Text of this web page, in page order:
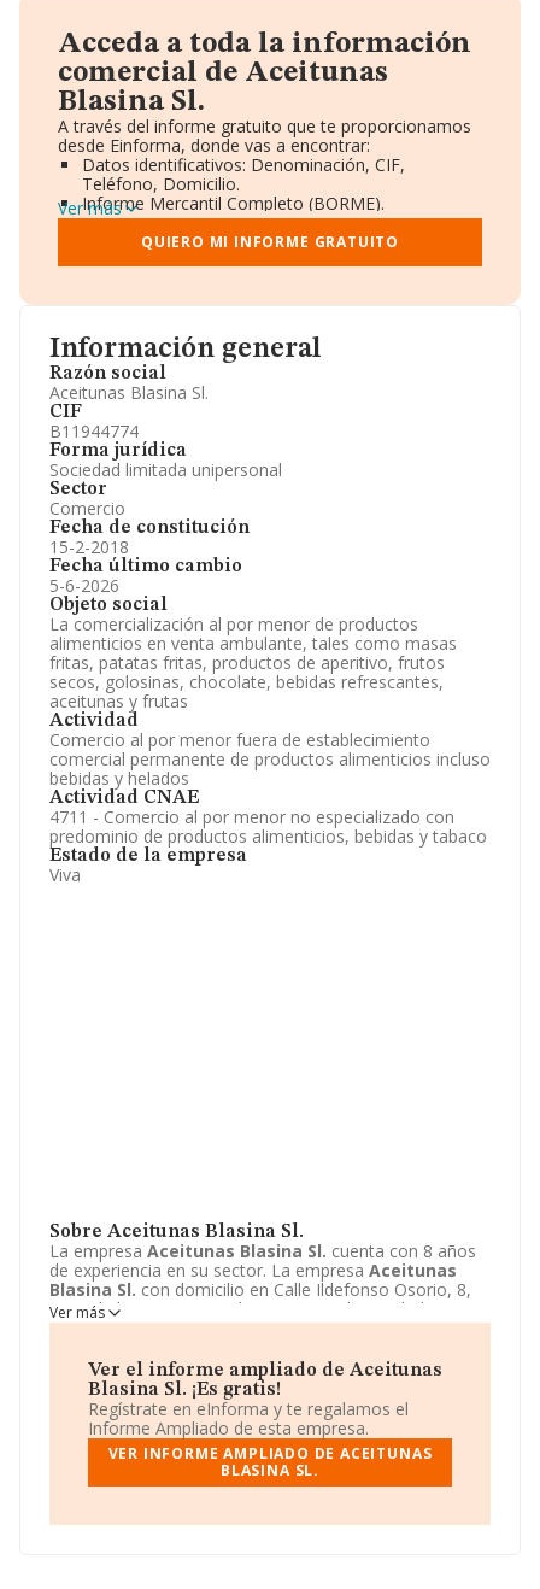
Información general
Razón social
Aceitunas Blasina Sl.
CIF
B11944774
Forma jurídica
Sociedad limitada unipersonal
Sector
Comercio
Fecha de constitución
15-2-2018
Fecha último cambio
5-6-2026
Objeto social
La comercialización al por menor de productos
alimenticios en venta ambulante, tales como masas
fritas, patatas fritas, productos de aperitivo, frutos
secos, golosinas, chocolate, bebidas refrescantes,
aceitunas y frutas
Actividad
Comercio al por menor fuera de establecimiento
comercial permanente de productos alimenticios incluso
bebidas y helados
Actividad CNAE
4711 - Comercio al por menor no especializado con
predominio de productos alimenticios, bebidas y tabaco
Estado de la empresa
Viva
Sobre Aceitunas Blasina Sl.
La empresa Aceitunas Blasina Sl. cuenta con 8 años
de experiencia en su sector. La empresa Aceitunas
Blasina Sl. con domicilio en Calle Ildefonso Osorio, 8,
Jerez de la Frontera, Cadiz. Su principal actividad CNAE
es 4711 - Comercio al por menor no especializado con
La empresa Aceitunas Blasina Sl.está inscrita como
Sociedad limitada unipersonal.
Ver más
Ver el informe ampliado de Aceitunas
Blasina Sl. ¡Es gratis!
Regístrate en eInforma y te regalamos el
Informe Ampliado de esta empresa.
VER INFORME AMPLIADO DE ACEITUNAS
BLASINA SL.
Acceda a toda la información
comercial de Aceitunas
Blasina Sl.
A través del informe gratuito que te proporcionamos
desde Einforma, donde vas a encontrar:
Datos identificativos: Denominación, CIF,
Teléfono, Domicilio.
Informe Mercantil Completo (BORME).
Gráficos de Evolución Ventas y Empleados.
Consejo de Administración y Administradores.
Directivos y Ejecutivos.
Información oficial y registral complementaria.
Ver más
QUIERO MI INFORME GRATUITO